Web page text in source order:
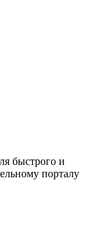
быстрого и
порталу